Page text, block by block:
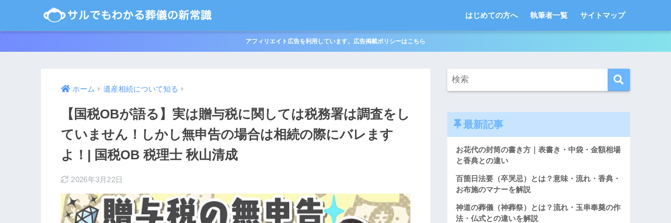
はじめての方へ 執筆者一覧 サイトマップ
アフィリエイト広告を利用しています。広告掲載ポリシーはこちら
ホーム 遺産相続について知る
【国税OBが語る】実は贈与税に関しては税務署は調査をし
ていません！しかし無申告の場合は相続の際にバレます
よ！| 国税OB 税理士 秋山清成
2026年3月22日
最新記事
お花代の封筒の書き方｜表書き・中袋・金額相場
と香典との違い
百箇日法要（卒哭忌）とは？意味・流れ・香典・
お布施のマナーを解説
神道の葬儀（神葬祭）とは？流れ・玉串奉奠の作
法・仏式との違いを解説